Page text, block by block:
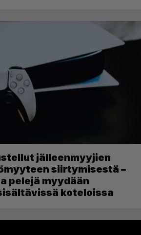
jälleenmyyjien
siirtymisestä –
pelejä myydään
koteloissa